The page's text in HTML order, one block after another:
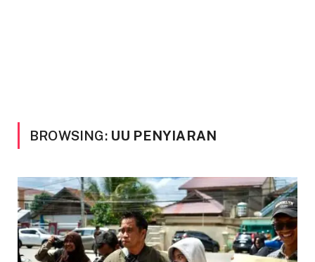
BROWSING: UU PENYIARAN